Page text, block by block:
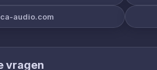
audio.com
vragen